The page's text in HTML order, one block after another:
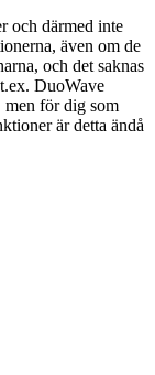
och därmed inte
även om de
och det saknas
DuoWave
men för dig som
är detta ändå